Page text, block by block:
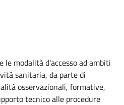
le modalità d'accesso ad ambiti
sanitaria, da parte di
osservazionali, formative,
tecnico alle procedure